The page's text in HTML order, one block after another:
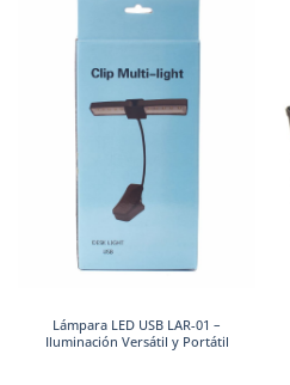
Lámpara LED USB LAR-01 –
Iluminación Versátil y Portátil